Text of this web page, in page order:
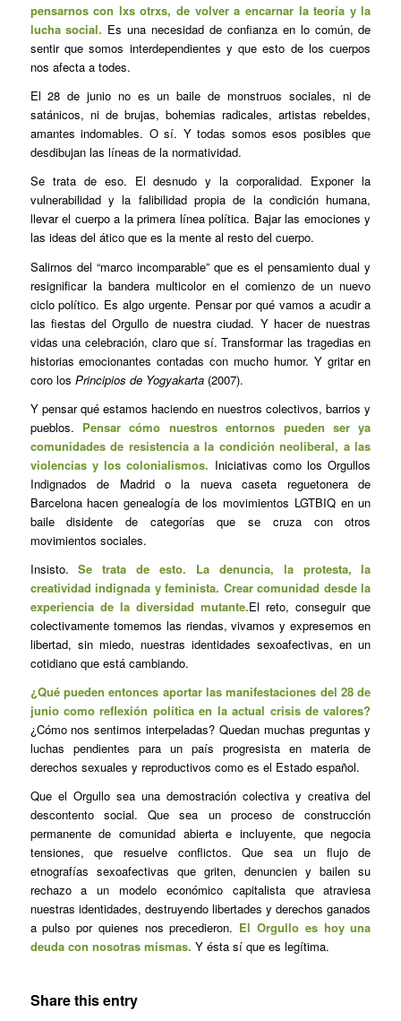
pensarnos con lxs otrxs, de volver a encarnar la teoría y la
lucha social. Es una necesidad de confianza en lo común, de
sentir que somos interdependientes y que esto de los cuerpos
nos afecta a todes.
El 28 de junio no es un baile de monstruos sociales, ni de
satánicos, ni de brujas, bohemias radicales, artistas rebeldes,
amantes indomables. O sí. Y todas somos esos posibles que
desdibujan las líneas de la normatividad.
Se trata de eso. El desnudo y la corporalidad. Exponer la
vulnerabilidad y la falibilidad propia de la condición humana,
llevar el cuerpo a la primera línea política. Bajar las emociones y
las ideas del ático que es la mente al resto del cuerpo.
Salirnos del “marco incomparable” que es el pensamiento dual y
resignificar la bandera multicolor en el comienzo de un nuevo
ciclo político. Es algo urgente. Pensar por qué vamos a acudir a
las fiestas del Orgullo de nuestra ciudad. Y hacer de nuestras
vidas una celebración, claro que sí. Transformar las tragedias en
historias emocionantes contadas con mucho humor. Y gritar en
coro los Principios de Yogyakarta(2007).
Y pensar qué estamos haciendo en nuestros colectivos, barrios y
pueblos. Pensar cómo nuestros entornos pueden ser ya
comunidades de resistencia a la condición neoliberal, a las
violencias y los colonialismos. Iniciativas como los Orgullos
Indignados de Madrid o la nueva caseta reguetonera de
Barcelona hacen genealogía de los movimientos LGTBIQ en un
baile disidente de categorías que se cruza con otros
movimientos sociales.
Insisto.Se trata de esto. La denuncia, la protesta, la
creatividad indignada y feminista. Crear comunidad desde la
experiencia de la diversidad mutante.El reto, conseguir que
colectivamente tomemos las riendas, vivamos y expresemos en
libertad, sin miedo, nuestras identidades sexoafectivas, en un
cotidiano que está cambiando.
¿Qué pueden entonces aportar las manifestaciones del 28 de
junio como reflexión política en la actual crisis de valores?
¿Cómo nos sentimos interpeladas? Quedan muchas preguntas y
luchas pendientes para un país progresista en materia de
derechos sexuales y reproductivos como es el Estado español.
Que el Orgullo sea una demostración colectiva y creativa del
descontento social. Que sea un proceso de construcción
permanente de comunidad abierta e incluyente, que negocia
tensiones, que resuelve conflictos. Que sea un flujo de
etnografías sexoafectivas que griten, denuncien y bailen su
rechazo a un modelo económico capitalista que atraviesa
nuestras identidades, destruyendo libertades y derechos ganados
a pulso por quienes nos precedieron. El Orgullo es hoy una
deuda con nosotras mismas. Y ésta sí que es legítima.
Share this entry